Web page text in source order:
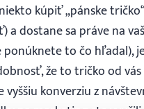
kúpiť „pánske
a dostane sa práve na
to čo hľadal),
že to tričko od vás
konverziu z